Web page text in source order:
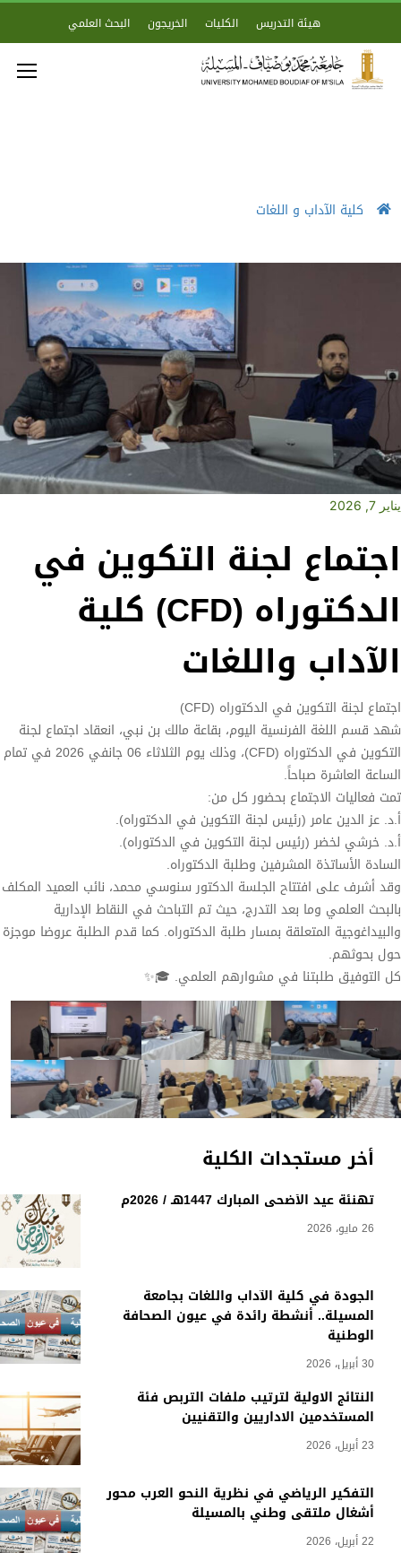
هيئة التدريس الكليات الخريجون البحث العلمي
كلية الآداب و اللغات
أخر مستجدات الكلية
تهنئة عيد الأضحى المبارك 1447هـ / 2026م
26 مايو، 2026
الجودة في كلية الآداب واللغات بجامعة
المسيلة.. أنشطة رائدة في عيون الصحافة
الوطنية
30 أبريل، 2026
النتائج الاولية لترتيب ملفات التربص فئة
المستخدمين الاداريين والتقنيين
23 أبريل، 2026
التفكير الرياضي في نظرية النحو العرب محور
أشغال ملتقى وطني بالمسيلة
22 أبريل، 2026
يناير 7, 2026
اجتماع لجنة التكوين في
الدكتوراه (CFD) كلية
الآداب واللغات
اجتماع لجنة التكوين في الدكتوراه (CFD)
شهد قسم اللغة الفرنسية اليوم، بقاعة مالك بن نبي، انعقاد اجتماع لجنة
التكوين في الدكتوراه (CFD)، وذلك يوم الثلاثاء 06 جانفي 2026 في تمام
الساعة العاشرة صباحاً.
تمت فعاليات الاجتماع بحضور كل من:
أ.د. عز الدين عامر (رئيس لجنة التكوين في الدكتوراه).
أ.د. خرشي لخضر (رئيس لجنة التكوين في الدكتوراه).
السادة الأساتذة المشرفين وطلبة الدكتوراه.
وقد أشرف على افتتاح الجلسة الدكتور سنوسي محمد، نائب العميد المكلف
بالبحث العلمي وما بعد التدرج، حيث تم التباحث في النقاط الإدارية
والبيداغوجية المتعلقة بمسار طلبة الدكتوراه. كما قدم الطلبة عروضا موجزة
حول بحوثهم.
كل التوفيق طلبتنا في مشوارهم العلمي. 🎓✨